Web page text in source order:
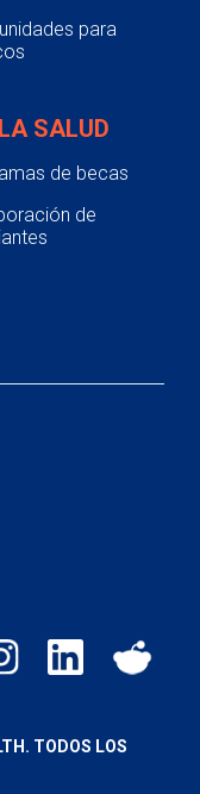
para
SALUD
de becas
de
TODOS LOS